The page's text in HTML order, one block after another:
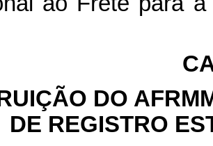
DO
DE REGISTRO